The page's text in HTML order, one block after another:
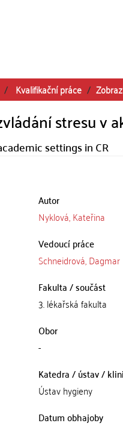
Kvalifikační práce
stresu v
settings in CR
Autor
Nyklová, Kateřina
Vedoucí práce
Schneidrová, Dagmar
Fakulta / součást
3. lékařská fakulta
Obor
-
Katedra / ústav /
Ústav hygieny
Datum obhajoby